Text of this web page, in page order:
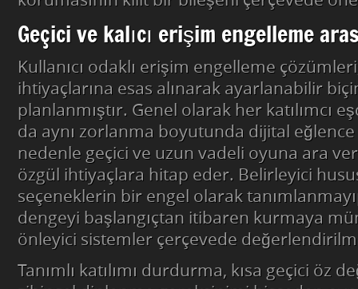
Geçici ve kalıcı erişim engelleme
Kullanıcı odaklı erişim engelleme çözümleri,
ihtiyaçlarına esas alınarak ayarlanabilir
planlanmıştır. Genel olarak her katılımcı
da aynı zorlanma boyutunda dijital
nedenle geçici ve uzun vadeli oyuna ara
özgül ihtiyaçlara hitap eder. Belirleyici
seçeneklerin bir engel olarak
dengeyi başlangıçtan itibaren kurmaya
önleyici sistemler çerçevede
Tanımlı katılımı durdurma, kısa geçici öz